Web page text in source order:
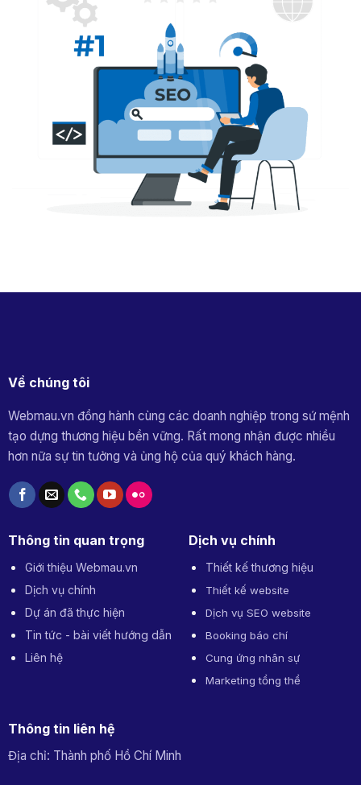
Về chúng tôi
Webmau.vn đồng hành cùng các doanh nghiệp trong sứ mệnh
tạo dựng thương hiệu bền vững. Rất mong nhận được nhiều
hơn nữa sự tin tưởng và ủng hộ của quý khách hàng.
Thông tin quan trọng
Giới thiệu Webmau.vn
Dịch vụ chính
Dự án đã thực hiện
Tin tức - bài viết hướng dẫn
Liên hệ
Dịch vụ chính
Thiết kế thương hiệu
Thiết kế website
Dịch vụ SEO website
Booking báo chí
Cung ứng nhân sự
Marketing tổng thể
Thông tin liên hệ
Địa chỉ: Thành phố Hồ Chí Minh